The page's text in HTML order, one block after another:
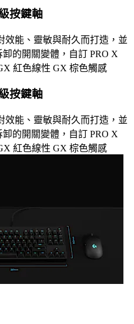
按鍵軸
效能、靈敏與耐久而打造，並
的開關變體，自訂 PRO X
紅色線性 GX 棕色觸感
按鍵軸
效能、靈敏與耐久而打造，並
的開關變體，自訂 PRO X
紅色線性 GX 棕色觸感